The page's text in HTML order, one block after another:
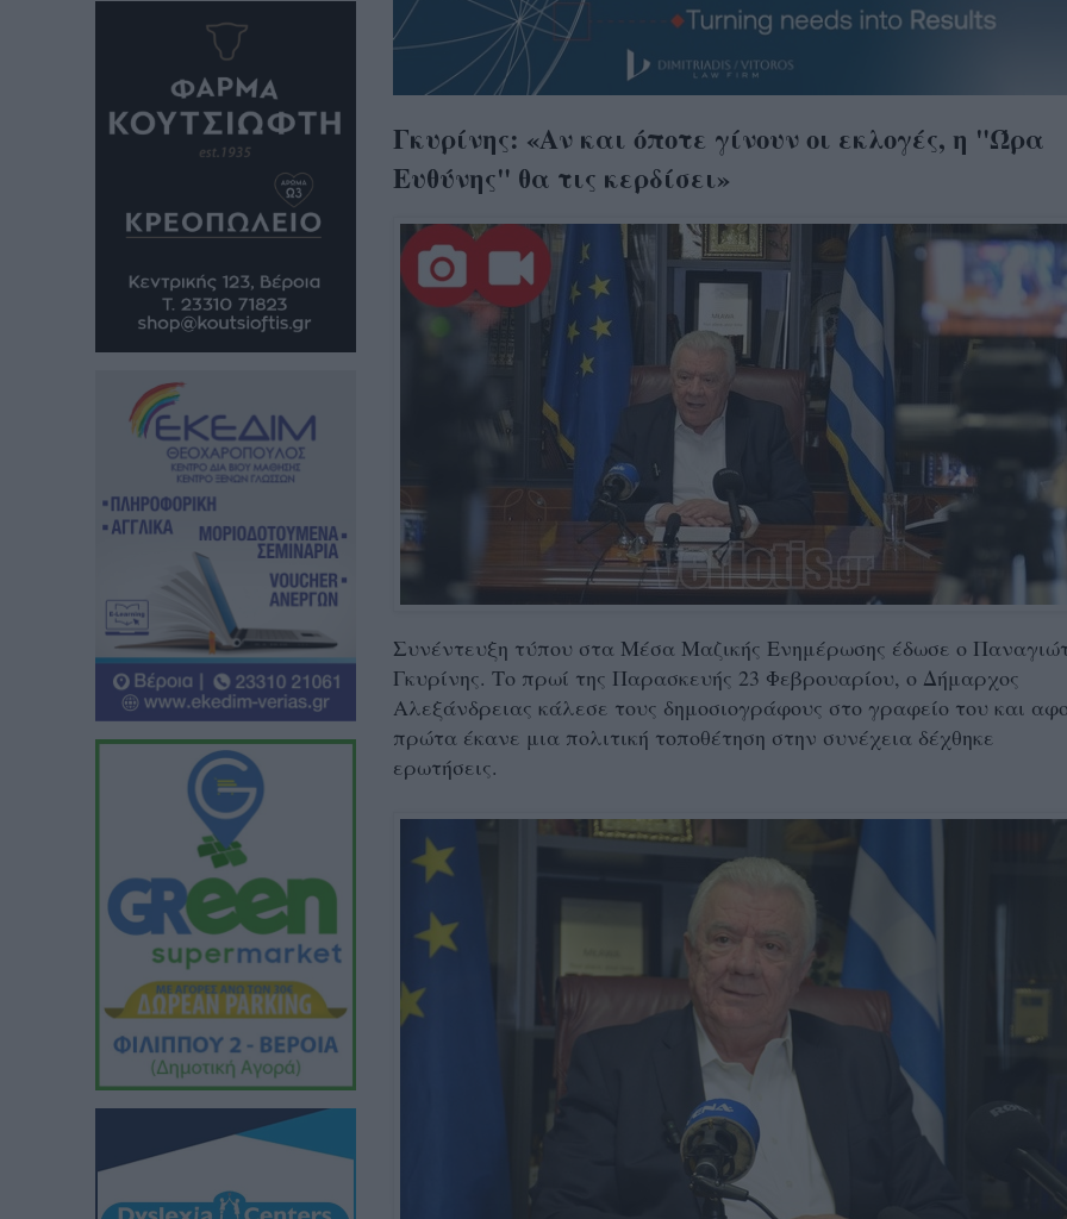
Γκυρίνης: «Αν και όποτε γίνουν οι εκλογές, η "Ώρα
Ευθύνης" θα τις κερδίσει»
Συνέντευξη τύπου στα Μέσα Μαζικής Ενημέρωσης έδωσε ο
Γκυρίνης. Το πρωί της Παρασκευής 23 Φεβρουαρίου, ο Δήμαρχος
Αλεξάνδρειας κάλεσε τους δημοσιογράφους στο γραφείο του και
πρώτα έκανε μια πολιτική τοποθέτηση στην συνέχεια δέχθηκε
ερωτήσεις.